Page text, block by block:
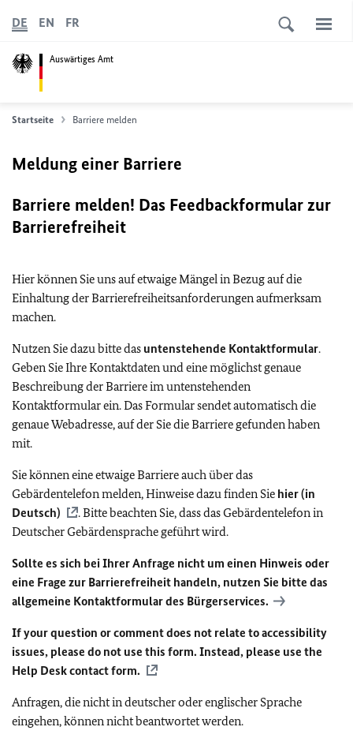
Auswärtiges Amt
DE EN FR
Startseite Barriere melden
Meldung einer Barriere
Barriere melden! Das Feedbackformular zur
Barrierefreiheit
Hier können Sie uns auf etwaige Mängel in Bezug auf die
Einhaltung der Barrierefreiheitsanforderungen aufmerksam
machen.
Nutzen Sie dazu bitte das untenstehende Kontaktformular.
Geben Sie Ihre Kontaktdaten und eine möglichst genaue
Beschreibung der Barriere im untenstehenden
Kontaktformular ein. Das Formular sendet automatisch die
genaue Webadresse, auf der Sie die Barriere gefunden haben
mit.
Sie können eine etwaige Barriere auch über das
Gebärdentelefon melden, Hinweise dazu finden Sie hier (in
Deutsch)
. Bitte beachten Sie, dass das Gebärdentelefon in
Deutscher Gebärdensprache geführt wird.
Sollte es sich bei Ihrer Anfrage nicht um einen Hinweis oder
eine Frage zur Barrierefreiheit handeln, nutzen Sie bitte das
allgemeine Kontaktformular des Bürgerservices.
If your question or comment does not relate to accessibility
issues, please do not use this form. Instead, please use the
Help Desk contact form.
Anfragen, die nicht in deutscher oder englischer Sprache
eingehen, können nicht beantwortet werden.